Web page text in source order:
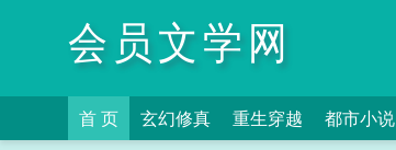
会员文学网
首 页 玄幻修真 重生穿越 都市小说